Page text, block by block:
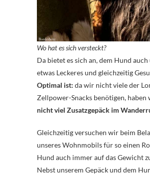
Wo hat es sich versteckt?
Da bietet es sich an, dem Hund
etwas Leckeres und gleichzeitig
Optimal ist: da wir nicht viele der
Zellpower-Snacks benötigen, haben
nicht viel Zusatzgepäck im
Gleichzeitig versuchen wir beim
unseres Wohnmobils für so einen
Hund auch immer auf das Gewicht
Nebst unserem Gepäck und dem